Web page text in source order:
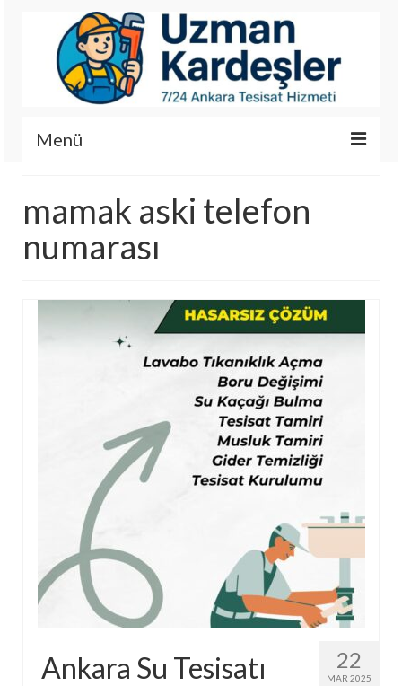
Menü
Hizmetlerimiz
Hakkımızda
Fotoğraf Galerisi
mamak aski telefon
numarası
22
MAR 2025
Ankara Su Tesisatı